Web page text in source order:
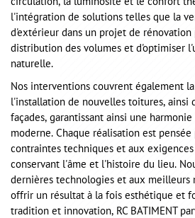
circulation, la luminosité et le confort
l'intégration de solutions telles que la
d'extérieur dans un projet de rénovation
distribution des volumes et d'optimiser
naturelle.
Nos interventions couvrent également
l'installation de nouvelles toitures, ainsi
façades, garantissant ainsi une
moderne. Chaque réalisation est pensée
contraintes techniques et aux
conservant l'âme et l'histoire du lieu.
dernières technologies et aux meilleurs
offrir un résultat à la fois esthétique et
tradition et innovation, RC BATIMENT